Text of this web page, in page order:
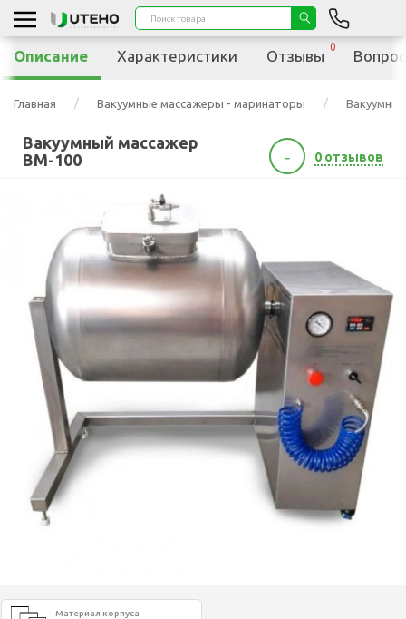
Главная Вакуумные массажеры - маринаторы
Вакуумный массажер
ВМ-100
- 0 отзывов
Материал корпуса
Описание Характеристики Отзывы
0